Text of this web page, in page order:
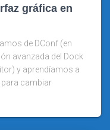
gráfica en
de DConf (en
avanzada del Dock
y aprendíamos a
para cambiar